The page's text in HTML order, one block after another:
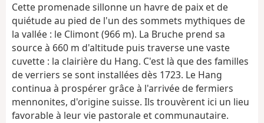
g
i
Cette promenade sillonne un havre de paix et de
quiétude au pied de l'un des sommets mythiques de
la vallée : le Climont (966 m). La Bruche prend sa
source à 660 m d'altitude puis traverse une vaste
cuvette : la clairière du Hang. C'est là que des familles
de verriers se sont installées dès 1723. Le Hang
continua à prospérer grâce à l'arrivée de fermiers
mennonites, d'origine suisse. Ils trouvèrent ici un lieu
favorable à leur vie pastorale et communautaire.